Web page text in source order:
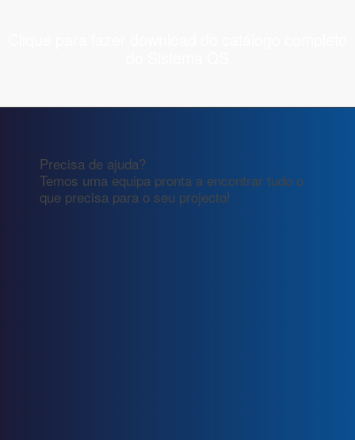
Precisa de ajuda?
Temos uma equipa pronta a encontrar tudo o
que precisa para o seu projecto!